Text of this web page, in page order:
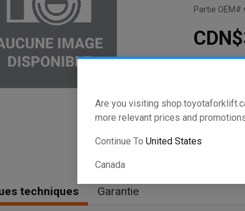
Are you visiting
more relevant prices and
Continue To United States
Canada
Partie OEM#
S.O.
Cette
Le
techniques Garantie